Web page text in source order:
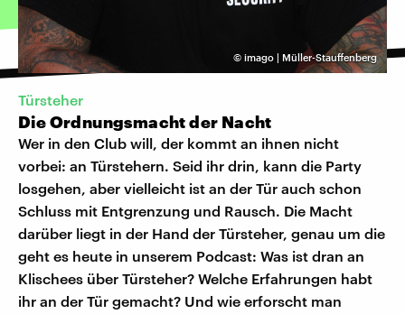
© imago | Müller-Stauffenberg
Türsteher
Die Ordnungsmacht der Nacht
Wer in den Club will, der kommt an ihnen nicht
vorbei: an Türstehern. Seid ihr drin, kann die Party
losgehen, aber vielleicht ist an der Tür auch schon
Schluss mit Entgrenzung und Rausch. Die Macht
darüber liegt in der Hand der Türsteher, genau um die
geht es heute in unserem Podcast: Was ist dran an
Klischees über Türsteher? Welche Erfahrungen habt
ihr an der Tür gemacht? Und wie erforscht man